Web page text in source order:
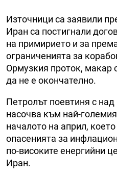
Източници са заявили
Иран са постигнали
на примирието и за
ограниченията за
Ормузкия проток, макар
да не е окончателно.
Петролът поевтиня с
насочва към най-
началото на април,
опасенията за
по-високите енергийни
Иран.